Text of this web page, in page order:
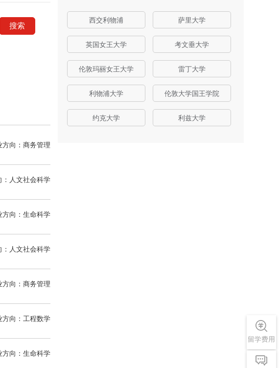
留学费用
搜索
向： 商务管理
人文社会科学
向： 生命科学
人文社会科学
向： 商务管理
向： 工程数学
向： 生命科学
西交利物浦 萨里大学
英国女王大学 考文垂大学
伦敦玛丽女王大学 雷丁大学
利物浦大学 伦敦大学国王学院
约克大学 利兹大学